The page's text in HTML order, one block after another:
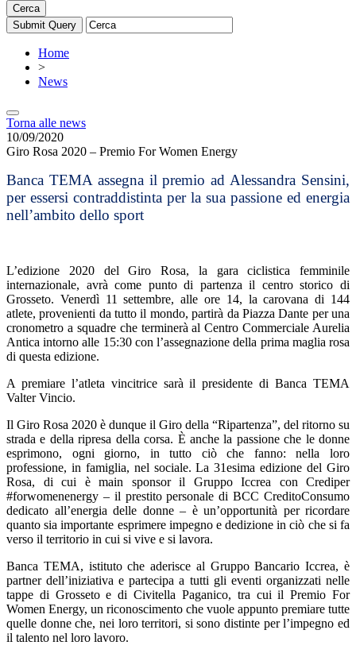
Cerca
Home
>
News
Torna alle news
10/09/2020
Giro Rosa 2020 – Premio For Women Energy
Banca TEMA assegna il premio ad Alessandra Sensini,
per essersi contraddistinta per la sua passione ed energia
nell’ambito dello sport
L’edizione 2020 del Giro Rosa, la gara ciclistica femminile
internazionale, avrà come punto di partenza il centro storico di
Grosseto. Venerdì 11 settembre, alle ore 14, la carovana di 144
atlete, provenienti da tutto il mondo, partirà da Piazza Dante per una
cronometro a squadre che terminerà al Centro Commerciale Aurelia
Antica intorno alle 15:30 con l’assegnazione della prima maglia rosa
di questa edizione.
A premiare l’atleta vincitrice sarà il presidente di Banca TEMA
Valter Vincio.
Il Giro Rosa 2020 è dunque il Giro della “Ripartenza”, del ritorno su
strada e della ripresa della corsa. È anche la passione che le donne
esprimono, ogni giorno, in tutto ciò che fanno: nella loro
professione, in famiglia, nel sociale. La 31esima edizione del Giro
Rosa, di cui è main sponsor il Gruppo Iccrea con Crediper
#forwomenenergy – il prestito personale di BCC CreditoConsumo
dedicato all’energia delle donne – è un’opportunità per ricordare
quanto sia importante esprimere impegno e dedizione in ciò che si fa
verso il territorio in cui si vive e si lavora.
Banca TEMA, istituto che aderisce al Gruppo Bancario Iccrea, è
partner dell’iniziativa e partecipa a tutti gli eventi organizzati nelle
tappe di Grosseto e di Civitella Paganico, tra cui il Premio For
Women Energy, un riconoscimento che vuole appunto premiare tutte
quelle donne che, nei loro territori, si sono distinte per l’impegno ed
il talento nel loro lavoro.